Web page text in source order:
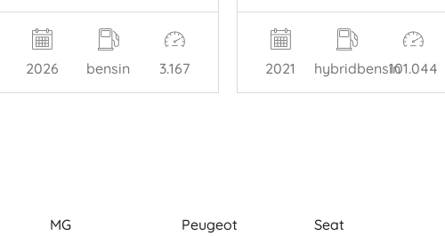
2026 bensin 3.167 2021 hybridbensin101.044
MG
Peugeot
Seat